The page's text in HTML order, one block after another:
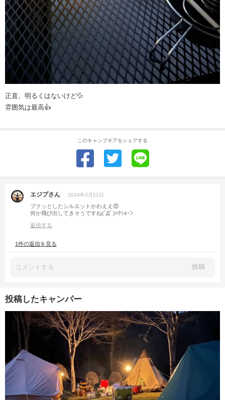
正直、明るくはないけど💦
雰囲気は最高👍
このキャンプギアをシェアする
エジプさん 2024年3月22日
プクッとしたシルエットかわええ😍
何か飛び出してきそうですね(´Д` )ﾊｸｼｮｰﾝ
返信する
1件の返信を見る
投稿
投稿したキャンパー